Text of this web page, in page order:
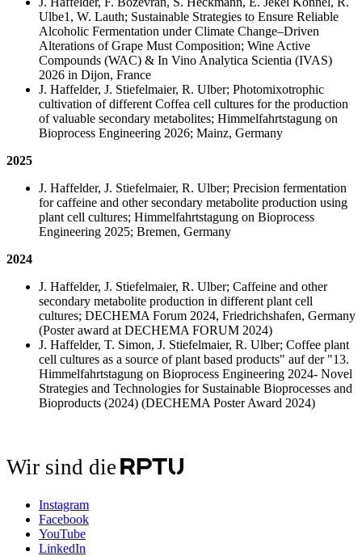
Ulbe1, W. Lauth; Sustainable Strategies to Ensure Reliable
Alcoholic Fermentation under Climate Change–Driven
Alterations of Grape Must Composition; Wine Active
Compounds (WAC) & In Vino Analytica Scientia (IVAS)
2026 in Dijon, France
J. Haffelder, J. Stiefelmaier, R. Ulber; Photomixotrophic
cultivation of different Coffea cell cultures for the production
of valuable secondary metabolites; Himmelfahrtstagung on
Bioprocess Engineering 2026; Mainz, Germany
2025
J. Haffelder, J. Stiefelmaier, R. Ulber; Precision fermentation
for caffeine and other secondary metabolite production using
plant cell cultures; Himmelfahrtstagung on Bioprocess
Engineering 2025; Bremen, Germany
2024
J. Haffelder, J. Stiefelmaier, R. Ulber; Caffeine and other
secondary metabolite production in different plant cell
cultures; DECHEMA Forum 2024, Friedrichshafen, Germany
(Poster award at DECHEMA FORUM 2024)
J. Haffelder, T. Simon, J. Stiefelmaier, R. Ulber; Coffee plant
cell cultures as a source of plant based products" auf der "13.
Himmelfahrtstagung on Bioprocess Engineering 2024- Novel
Strategies and Technologies for Sustainable Bioprocesses and
Bioproducts (2024) (DECHEMA Poster Award 2024)
Wir sind die
Instagram
Facebook
YouTube
LinkedIn